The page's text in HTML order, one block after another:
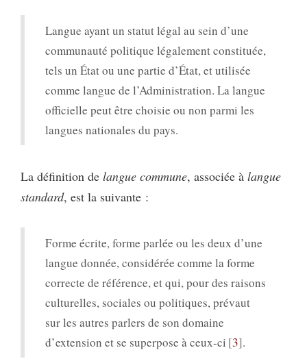
Langue ayant un statut légal au sein d’une
communauté politique légalement constituée,
tels un État ou une partie d’État, et utilisée
comme langue de l’Administration. La langue
officielle peut être choisie ou non parmi les
langues nationales du pays.
La définition de langue commune, associée à langue
standard, est la suivante :
Forme écrite, forme parlée ou les deux d’une
langue donnée, considérée comme la forme
correcte de référence, et qui, pour des raisons
culturelles, sociales ou politiques, prévaut
sur les autres parlers de son domaine
d’extension et se superpose à ceux-ci 3 .